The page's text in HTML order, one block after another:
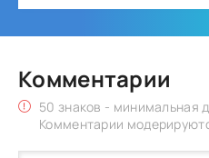
Комментарии
50 знаков - минимальная
Комментарии